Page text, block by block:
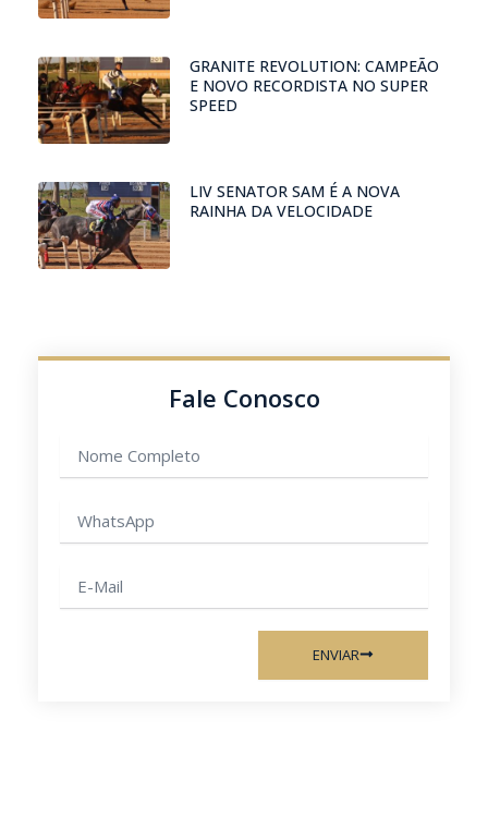
GRANITE REVOLUTION: CAMPEÃO
E NOVO RECORDISTA NO SUPER
SPEED
LIV SENATOR SAM É A NOVA
RAINHA DA VELOCIDADE
Fale Conosco
completo
mail
ENVIAR